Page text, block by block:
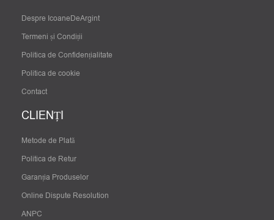
Despre IcoaneDeArgint
Termeni și Condiții
Politica de Confidențialitate
Politica de cookie
Contact
CLIENȚI
Metode de Plată
Politica de Retur
Garanția Produselor
Online Dispute Resolution
ANPC